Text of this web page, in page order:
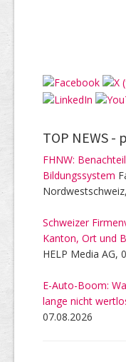
TOP NEWS -
FHNW:
Bildungssystem
Schweizer
Kanton, Ort und
HELP Media AG,
E-Auto-Boom:
lange nicht
07.08.2026